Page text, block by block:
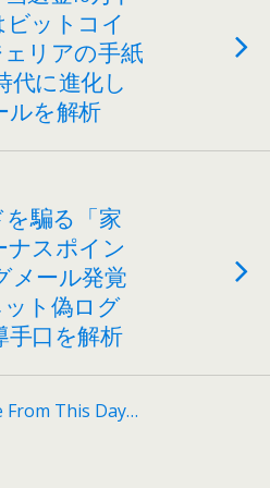
ットコイ
リアの手紙
代に進化し
ルを解析
を騙る「家
ナスポイン
メール発覚
ト偽ログ
手口を解析
From This Day…